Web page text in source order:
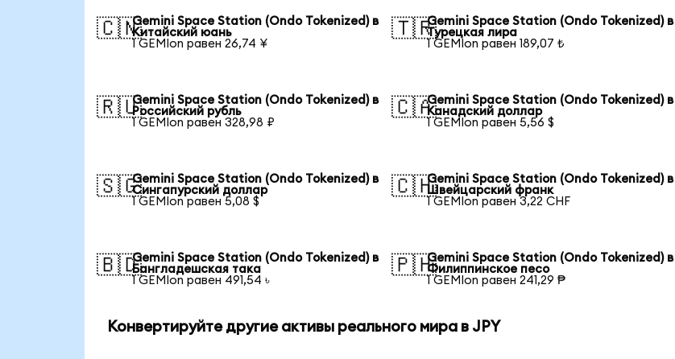
🇨🇳Gemini Space Station (Ondo Tokenized) в
Китайский юань
1 GEMIon равен 26,74 ¥
🇹🇷Gemini Space Station (Ondo Tokenized) в
Турецкая лира
1 GEMIon равен 189,07 ₺
🇷🇺Gemini Space Station (Ondo Tokenized) в
Российский рубль
1 GEMIon равен 328,98 ₽
🇨🇦Gemini Space Station (Ondo Tokenized) в
Канадский доллар
1 GEMIon равен 5,56 $
🇸🇬Gemini Space Station (Ondo Tokenized) в
Сингапурский доллар
1 GEMIon равен 5,08 $
🇨🇭Gemini Space Station (Ondo Tokenized) в
Швейцарский франк
1 GEMIon равен 3,22 CHF
🇧🇩Gemini Space Station (Ondo Tokenized) в
Бангладешская така
1 GEMIon равен 491,54 ৳
🇵🇭Gemini Space Station (Ondo Tokenized) в
Филиппинское песо
1 GEMIon равен 241,29 ₱
Конвертируйте другие активы реального мира в JPY